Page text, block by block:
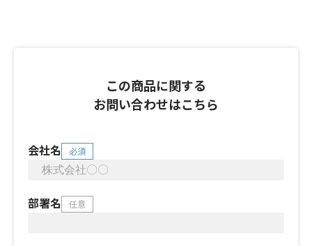
この商品に関する
お問い合わせはこちら
会社名 必須
部署名 任意